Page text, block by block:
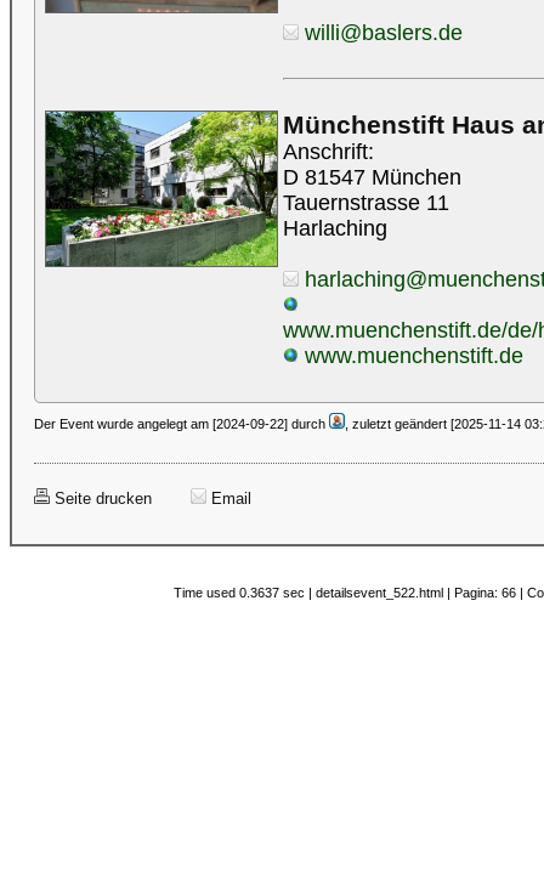
willi@baslers.de
Münchenstift Haus
Anschrift:
D 81547 München
Tauernstrasse 11
Harlaching
www.muenchenstift.de/
www.muenchenstift.de
Der Event wurde angelegt am [2024-09-22] durch , zuletzt geändert [2025-11-14
Seite drucken Email
Time used 0.3637 sec | detailsevent_522.html | Pagina: 66 |